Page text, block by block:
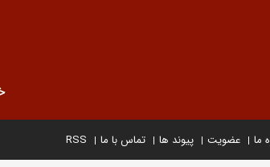
ما عضویت پیوند ها تماس با ما RSS